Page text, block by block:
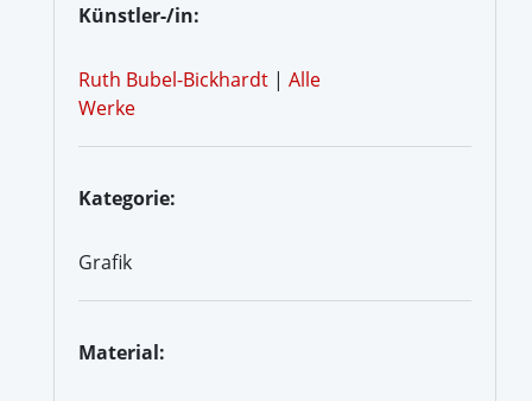
Künstler-/in:
Ruth Bubel-Bickhardt | Alle
Werke
Kategorie:
Grafik
Material: